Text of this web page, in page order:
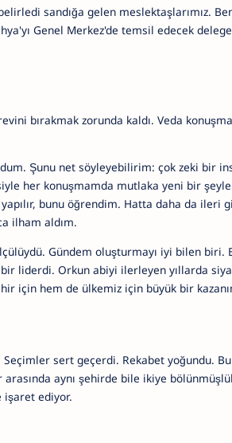
sandığa gelen meslektaşlarımız.
Genel Merkez'de temsil edecek
bırakmak zorunda kaldı. Veda
Şunu net söyleyebilirim: çok zeki bir
her konuşmamda mutlaka yeni bir
bunu öğrendim. Hatta daha da ileri
ilham aldım.
Gündem oluşturmayı iyi bilen biri.
liderdi. Orkun abiyi ilerleyen yıllarda
için hem de ülkemiz için büyük bir
Seçimler sert geçerdi. Rekabet yoğundu.
aynı şehirde bile ikiye
işaret ediyor.